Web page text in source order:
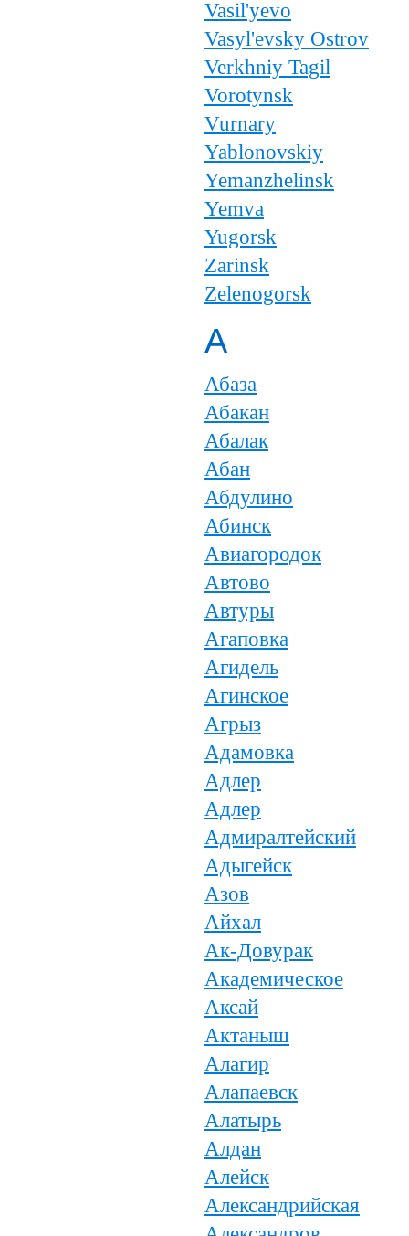
Vasil'yevo
Vasyl'evsky Ostrov
Verkhniy Tagil
Vorotynsk
Vurnary
Yablonovskiy
Yemanzhelinsk
Yemva
Yugorsk
Zarinsk
Zelenogorsk
А
Абаза
Абакан
Абалак
Абан
Абдулино
Абинск
Авиагородок
Автово
Автуры
Агаповка
Агидель
Агинское
Агрыз
Адамовка
Адлер
Адлер
Адмиралтейский
Адыгейск
Азов
Айхал
Ак-Довурак
Академическое
Аксай
Актаныш
Алагир
Алапаевск
Алатырь
Алдан
Алейск
Александрийская